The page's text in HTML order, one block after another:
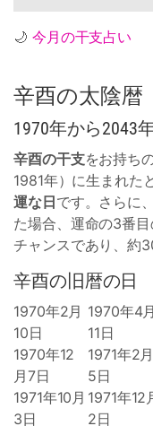
🌙 今月の干支占い
辛酉の太陰暦
1970年から2043
辛酉の干支をお持ち
1981年）に生まれた
運な日 です。さらに
た場合、運命の3番
チャンスであり、約
辛酉の旧暦の日
1970年2月
10日
1970年4月
11日
1970年12
月7日
1971年2月
5日
1971年10月
3日
1971年12
2日